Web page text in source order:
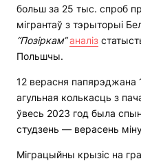
больш за 25 тыс. спроб
мігрантаў з тэрыторыі
“Позіркам” аналіз
Польшчы.
12 верасня папярэджана
агульная колькасць з
ўвесь 2023 год была
студзень — верасень
Міграцыйны крызіс на